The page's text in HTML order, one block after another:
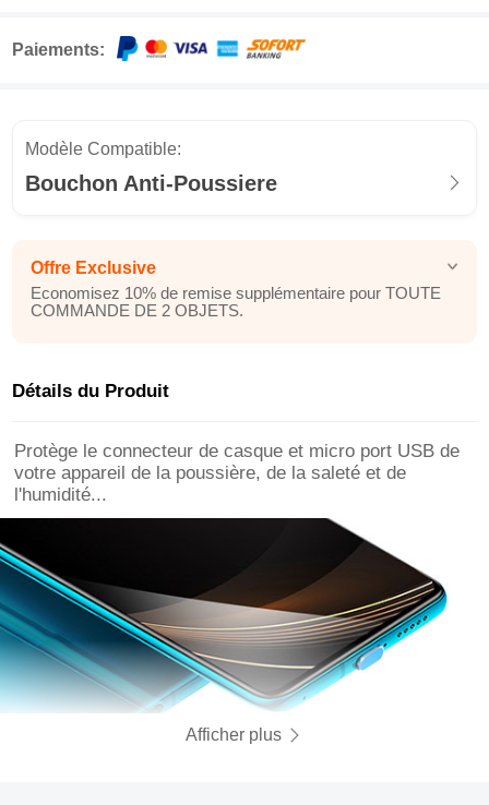
Paiements:
Modèle Compatible:
Bouchon Anti-Poussiere
Offre Exclusive
Economisez 10% de remise supplémentaire pour TOUTE
COMMANDE DE 2 OBJETS.
Détails du Produit
Protège le connecteur de casque et micro port USB de
votre appareil de la poussière, de la saleté et de
l'humidité...
Afficher plus